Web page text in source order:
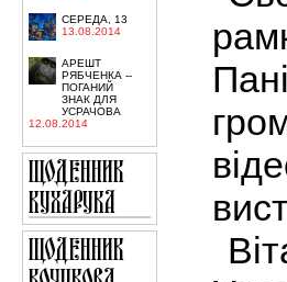
СЕРЕДА, 13
13.08.2014
АРЕШТ
РЯБЧЕНКА --
ПОГАНИЙ
ЗНАК ДЛЯ
УСРАЧОВА
12.08.2014